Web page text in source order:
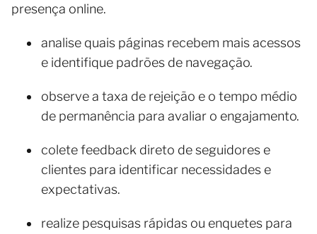
presença online.
analise quais páginas recebem mais acessos
e identifique padrões de navegação.
observe a taxa de rejeição e o tempo médio
de permanência para avaliar o engajamento.
colete feedback direto de seguidores e
clientes para identificar necessidades e
expectativas.
realize pesquisas rápidas ou enquetes para